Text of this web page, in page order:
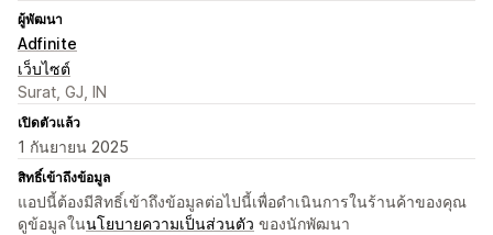
ผู้พัฒนา
Adfinite
เว็บไซต์
Surat, GJ, IN
เปิดตัวแล้ว
1 กันยายน 2025
สิทธิ์เข้าถึงข้อมูล
แอปนี้ต้องมีสิทธิ์เข้าถึงข้อมูลต่อไปนี้เพื่อดำเนินการในร้านค้าของคุณ
ดูข้อมูลในนโยบายความเป็นส่วนตัว ของนักพัฒนา